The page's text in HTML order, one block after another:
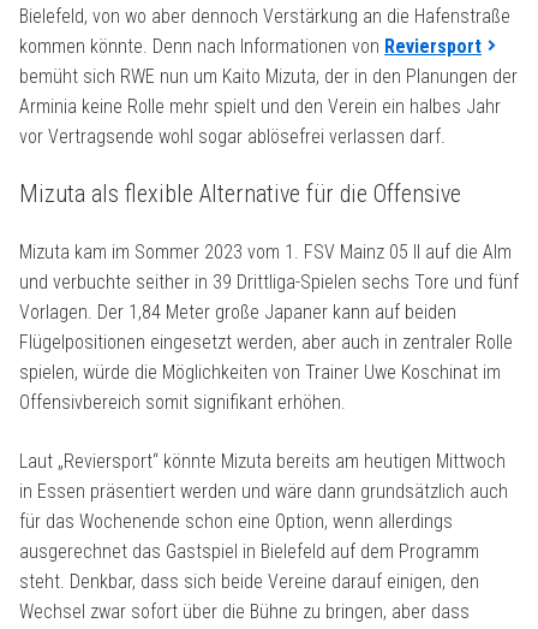
Bielefeld, von wo aber dennoch Verstärkung an die Hafenstraße
kommen könnte. Denn nach Informationen von Reviersport
bemüht sich RWE nun um Kaito Mizuta, der in den Planungen der
Arminia keine Rolle mehr spielt und den Verein ein halbes Jahr
vor Vertragsende wohl sogar ablösefrei verlassen darf.
Mizuta als flexible Alternative für die Offensive
Mizuta kam im Sommer 2023 vom 1. FSV Mainz 05 II auf die Alm
und verbuchte seither in 39 Drittliga-Spielen sechs Tore und fünf
Vorlagen. Der 1,84 Meter große Japaner kann auf beiden
Flügelpositionen eingesetzt werden, aber auch in zentraler Rolle
spielen, würde die Möglichkeiten von Trainer Uwe Koschinat im
Offensivbereich somit signifikant erhöhen.
Laut „Reviersport“ könnte Mizuta bereits am heutigen Mittwoch
in Essen präsentiert werden und wäre dann grundsätzlich auch
für das Wochenende schon eine Option, wenn allerdings
ausgerechnet das Gastspiel in Bielefeld auf dem Programm
steht. Denkbar, dass sich beide Vereine darauf einigen, den
Wechsel zwar sofort über die Bühne zu bringen, aber dass